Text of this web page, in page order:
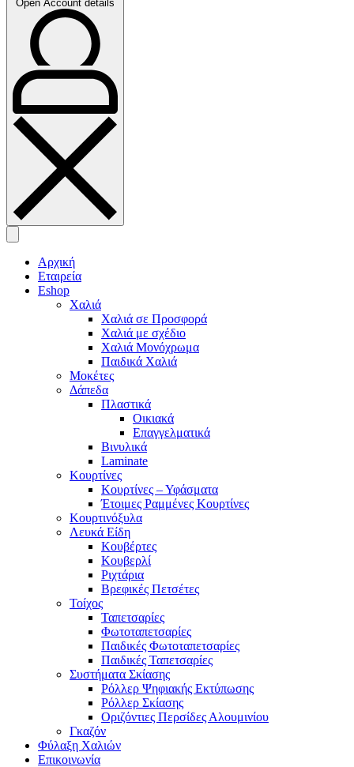
Open Account details
Αρχική
Εταιρεία
Eshop
Χαλιά
Χαλιά σε Προσφορά
Χαλιά με σχέδιο
Χαλιά Μονόχρωμα
Παιδικά Χαλιά
Μοκέτες
Δάπεδα
Πλαστικά
Οικιακά
Επαγγελματικά
Βινυλικά
Laminate
Κουρτίνες
Κουρτίνες – Υφάσματα
Έτοιμες Ραμμένες Κουρτίνες
Κουρτινόξυλα
Λευκά Είδη
Κουβέρτες
Κουβερλί
Ριχτάρια
Βρεφικές Πετσέτες
Τοίχος
Ταπετσαρίες
Φωτοταπετσαρίες
Παιδικές Φωτοταπετσαρίες
Παιδικές Ταπετσαρίες
Συστήματα Σκίασης
Ρόλλερ Ψηφιακής Εκτύπωσης
Ρόλλερ Σκίασης
Οριζόντιες Περσίδες Αλουμινίου
Γκαζόν
Φύλαξη Χαλιών
Επικοινωνία